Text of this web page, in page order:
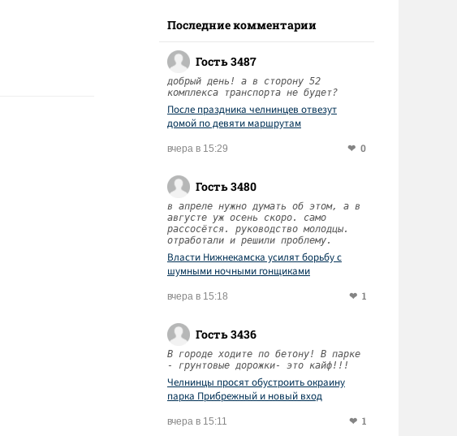
Последние комментарии
Гость 3487
добрый день! а в сторону 52
комплекса транспорта не будет?
После праздника челнинцев отвезут
домой по девяти маршрутам
вчера в 15:29 0
Гость 3480
в апреле нужно думать об этом, а в
августе уж осень скоро. само
рассосётся. руководство молодцы.
отработали и решили проблему.
Власти Нижнекамска усилят борьбу с
шумными ночными гонщиками
вчера в 15:18 1
Гость 3436
В городе ходите по бетону! В парке
- грунтовые дорожки- это кайф!!!
Челнинцы просят обустроить окраину
парка Прибрежный и новый вход
вчера в 15:11 1